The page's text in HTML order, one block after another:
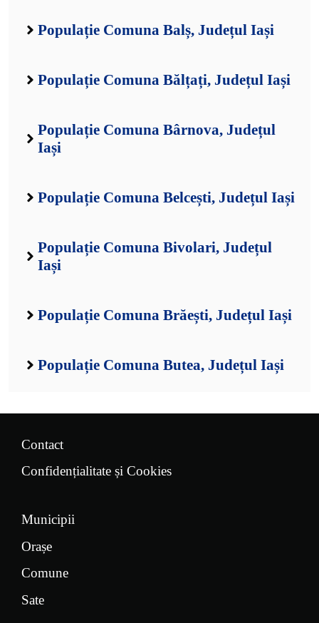
Populație Comuna Balș, Județul Iași
Populație Comuna Bălțați, Județul Iași
Populație Comuna Bârnova, Județul
Iași
Populație Comuna Belcești, Județul Iași
Populație Comuna Bivolari, Județul
Iași
Populație Comuna Brăești, Județul Iași
Populație Comuna Butea, Județul Iași
Contact
Confidențialitate și Cookies
Municipii
Orașe
Comune
Sate